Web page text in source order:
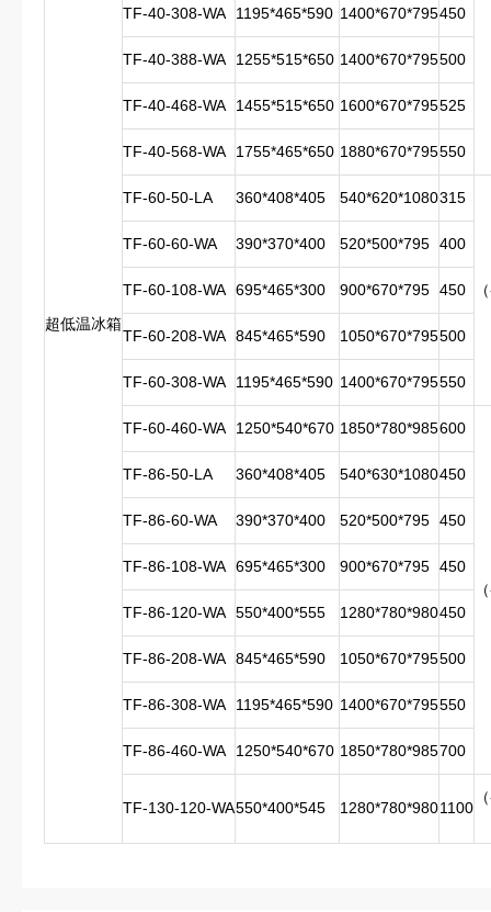
超低温冰箱
TF-40-308-WA 1195*465*590 1400*670*795450
TF-40-388-WA 1255*515*650 1400*670*795500
TF-40-468-WA 1455*515*650 1600*670*795525
TF-40-568-WA 1755*465*650 1880*670*795550
TF-60-50-LA 360*408*405 540*620*1080315
TF-60-60-WA 390*370*400 520*500*795 400
TF-60-108-WA 695*465*300 900*670*795 450
TF-60-208-WA 845*465*590 1050*670*795500
TF-60-308-WA 1195*465*590 1400*670*795550
TF-60-460-WA 1250*540*670 1850*780*985600
TF-86-50-LA 360*408*405 540*630*1080450
TF-86-60-WA 390*370*400 520*500*795 450
TF-86-108-WA 695*465*300 900*670*795 450
TF-86-120-WA 550*400*555 1280*780*980450
TF-86-208-WA 845*465*590 1050*670*795500
TF-86-308-WA 1195*465*590 1400*670*795550
TF-86-460-WA 1250*540*670 1850*780*985700
TF-130-120-WA550*400*545 1280*780*9801100